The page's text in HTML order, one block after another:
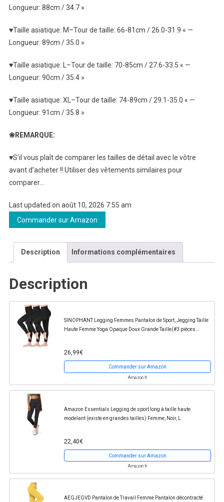
Longueur: 88cm / 34.7 »
♥Taille asiatique: M–Tour de taille: 66-81cm / 26.0-31.9 « —
Longueur: 89cm / 35.0 »
♥Taille asiatique: L–Tour de taille: 70-85cm / 27.6-33.5 « —
Longueur: 90cm / 35.4 »
♥Taille asiatique: XL–Tour de taille: 74-89cm / 29.1-35.0 « —
Longueur: 91cm / 35.8 »
❀REMARQUE:
♥S’il vous plaît de comparer les tailles de détail avec le vôtre
avant d’acheter !! Utiliser des vêtements similaires pour
comparer…
Last updated on août 10, 2026 7:55 am
Commander sur Amazon
Description Informations complémentaires
Description
SINOPHANT Legging Femmes Pantalon de Sport, Jegging Taille
Haute Femme Yoga Opaque Doux Grande Taille(#3 pièces
26,99€
Commander sur Amazon
Amazon.fr
Amazon Essentials Legging de sport long à taille haute
modelant (existe en grandes tailles) Femme, Noir, L
22,40€
Commander sur Amazon
Amazon.fr
AEGJEGVD Pantalon de Travail Femme Pantalon décontracté